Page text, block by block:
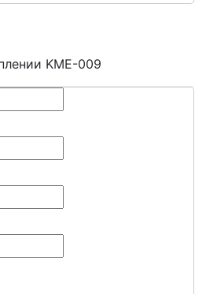
KME-009